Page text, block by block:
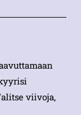
viivoja,